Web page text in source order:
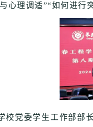
心理调适”“如何进行
校党委学生工作部部